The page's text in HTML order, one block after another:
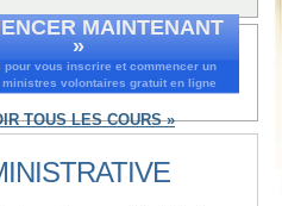
MAINTENANT
»
pour vous inscrire et commencer un
volontaires gratuit en ligne
TOUS LES COURS »